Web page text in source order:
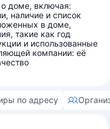
доме, включая:
наличие и список
в доме,
такие как год
и использованные
компании: её
по адресу